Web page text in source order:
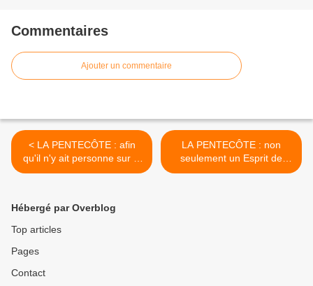
Commentaires
Ajouter un commentaire
< LA PENTECÔTE : afin
qu'il n'y ait personne sur la
terre qui ne puisse
LA PENTECÔTE : non
seulement un Esprit de
vérité, mais un Esprit de
Hébergé par Overblog
Top articles
Pages
Contact